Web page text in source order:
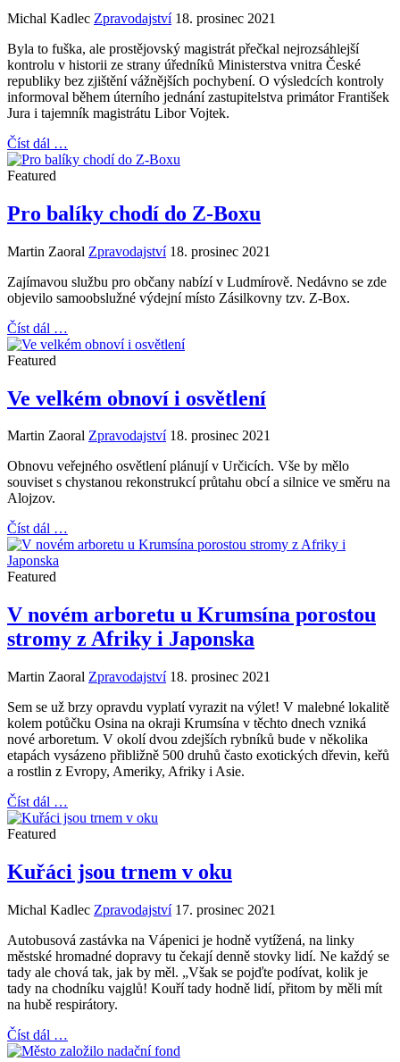
Michal Kadlec Zpravodajství 18. prosinec 2021
Byla to fuška, ale prostějovský magistrát přečkal nejrozsáhlejší
kontrolu v historii ze strany úředníků Ministerstva vnitra České
republiky bez zjištění vážnějších pochybení. O výsledcích kontroly
informoval během úterního jednání zastupitelstva primátor František
Jura i tajemník magistrátu Libor Vojtek.
Číst dál …
Featured
Pro balíky chodí do Z-Boxu
Martin Zaoral Zpravodajství 18. prosinec 2021
Zajímavou službu pro občany nabízí v Ludmírově. Nedávno se zde
objevilo samoobslužné výdejní místo Zásilkovny tzv. Z-Box.
Číst dál …
Featured
Ve velkém obnoví i osvětlení
Martin Zaoral Zpravodajství 18. prosinec 2021
Obnovu veřejného osvětlení plánují v Určicích. Vše by mělo
souviset s chystanou rekonstrukcí průtahu obcí a silnice ve směru na
Alojzov.
Číst dál …
Featured
V novém arboretu u Krumsína porostou
stromy z Afriky i Japonska
Martin Zaoral Zpravodajství 18. prosinec 2021
Sem se už brzy opravdu vyplatí vyrazit na výlet! V malebné lokalitě
kolem potůčku Osina na okraji Krumsína v těchto dnech vzniká
nové arboretum. V okolí dvou zdejších rybníků bude v několika
etapách vysázeno přibližně 500 druhů často exotických dřevin, keřů
a rostlin z Evropy, Ameriky, Afriky i Asie.
Číst dál …
Featured
Kuřáci jsou trnem v oku
Michal Kadlec Zpravodajství 17. prosinec 2021
Autobusová zastávka na Vápenici je hodně vytížená, na linky
městské hromadné dopravy tu čekají denně stovky lidí. Ne každý se
tady ale chová tak, jak by měl. „Však se pojďte podívat, kolik je
tady na chodníku vajglů! Kouří tady hodně lidí, přitom by měli mít
na hubě respirátory.
Číst dál …